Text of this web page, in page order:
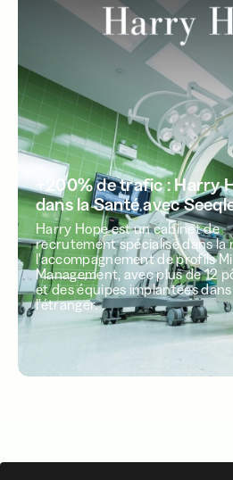
+200% de trafic : Harry
dans la Santé avec
Harry Hope est un cabinet de
recrutement spécialisé dans la
l'accompagnement de profils
Management, avec plus de 12
et des équipes implantées
l’étranger.